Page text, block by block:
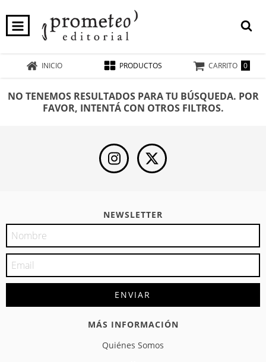
INICIO PRODUCTOS CARRITO 0
NO TENEMOS RESULTADOS PARA TU BÚSQUEDA. POR
FAVOR, INTENTÁ CON OTROS FILTROS.
NEWSLETTER
MÁS INFORMACIÓN
Quiénes Somos